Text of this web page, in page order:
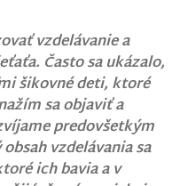
vzdelávanie a
Často sa ukázalo,
šikovné deti, ktoré
sa objaviť a
predovšetkým
vzdelávania sa
ich bavia a v